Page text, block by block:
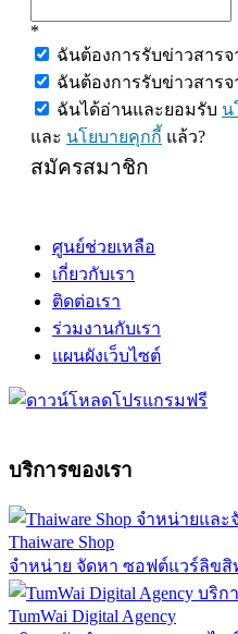
*
ฉันต้องการรับข่าวสารจ
ฉันต้องการรับข่าวสาร
ฉันได้อ่านและยอมรับ น
และ นโยบายคุกกี้ แล้ว?
สมัครสมาชิก
ศูนย์ช่วยเหลือ
เกี่ยวกับเรา
ติดต่อเรา
ร่วมงานกับเรา
แผนผังเว็บไซต์
บริการของเรา
Thaiware Shop
จำหน่าย จัดหา ซอฟต์แวร์ลิขสิ
TumWai Digital Agency